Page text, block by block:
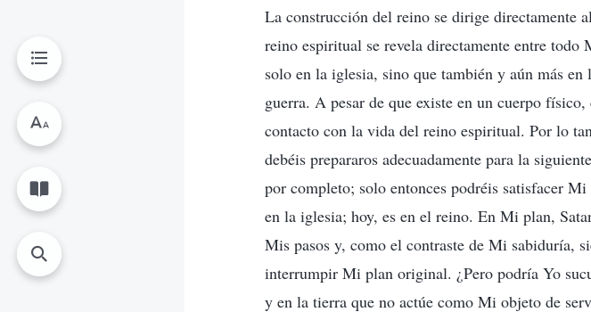
La construcción del reino se dirige directamente
reino espiritual se revela directamente entre
solo en la iglesia, sino que también y aún más
guerra. A pesar de que existe en un cuerpo
contacto con la vida del reino espiritual. Por lo
debéis prepararos adecuadamente para la
por completo; solo entonces podréis satisfacer
en la iglesia; hoy, es en el reino. En Mi plan,
Mis pasos y, como el contraste de Mi sabiduría,
interrumpir Mi plan original. ¿Pero podría Yo
y en la tierra que no actúe como Mi objeto de